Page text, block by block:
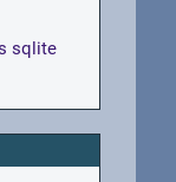
sqlite